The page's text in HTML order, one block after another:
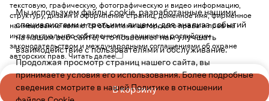
В корзину
Мы используем файлы cookie, разработанные нашими
специалистами и третьими лицами, для анализа событий
на нашем веб-сайте, что позволяет нам улучшать
взаимодействие с пользователями и обслуживание.
Продолжая просмотр страниц нашего сайта, вы
принимаете условия его использования. Более подробные
сведения смотрите в нашейПолитике в отношении
текстовую, графическую, фотографическую и видео информацию,
структуру, дизайн и оформление страниц, доменное имя, фирменное
наименование являются объектами авторского права и прав на
интеллектуальную собственность, защищены российским
законодательством и международными соглашениями об охране
авторских прав. Читать далее